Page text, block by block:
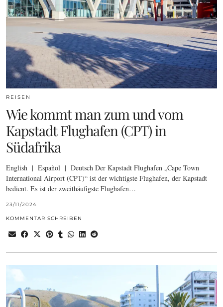
REISEN
Wie kommt man zum und vom
Kapstadt Flughafen (CPT) in
Südafrika
English | Español | Deutsch Der Kapstadt Flughafen „Cape Town
International Airport (CPT)“ ist der wichtigste Flughafen, der Kapstadt
bedient. Es ist der zweithäufigste Flughafen…
23/11/2024
KOMMENTAR SCHREIBEN